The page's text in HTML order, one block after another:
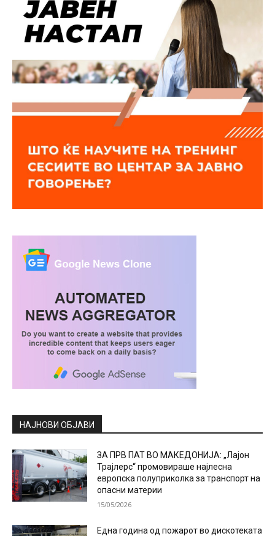
НАЈНОВИ ОБЈАВИ
ЗА ПРВ ПАТ ВО МАКЕДОНИЈА: „Лајон
Трајлерс“ промовираше најлесна
европска полуприколка за транспорт на
опасни материи
15/05/2026
Една година од пожарот во дискотеката